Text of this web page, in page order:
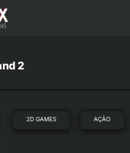
2
2D GAMES AÇÃO